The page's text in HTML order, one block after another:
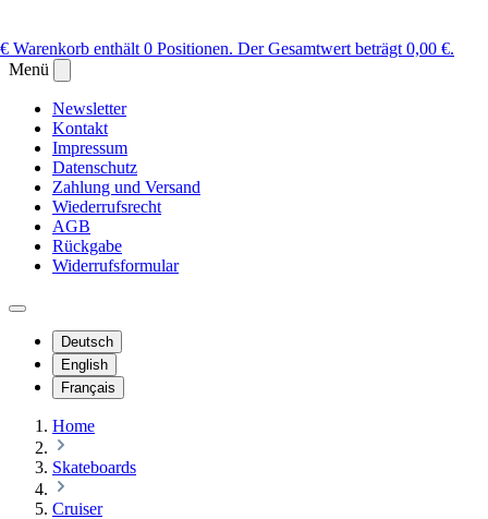
Warenkorb enthält 0 Positionen. Der Gesamtwert beträgt 0,00 €.
Menü
Newsletter
Kontakt
Impressum
Datenschutz
Zahlung und Versand
Wiederrufsrecht
AGB
Rückgabe
Widerrufsformular
Deutsch
English
Français
Home
Skateboards
Cruiser